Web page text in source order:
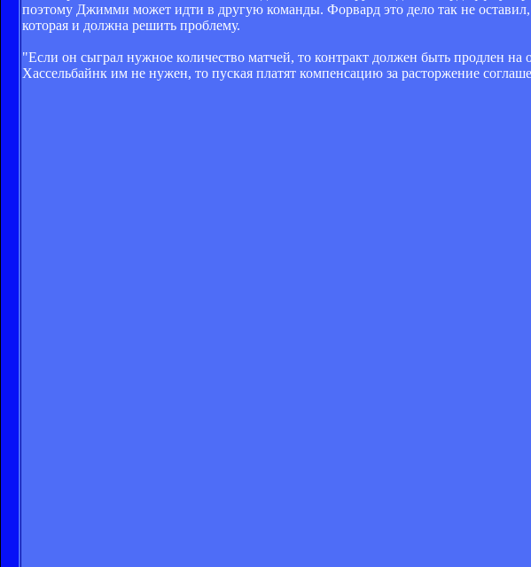
поэтому Джимми может идти в другую команды. Форвард это дело так не
которая и должна решить проблему.
"Если он сыграл нужное количество матчей, то контракт должен быть продлен на
Хассельбайнк им не нужен, то пуская платят компенсацию за расторжение